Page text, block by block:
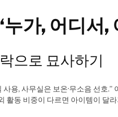
가, 어디서,
으로 묘사하기
용, 사무실은 보온·무소음 선호.”
활동 비중이 다르면 아이템이 달라